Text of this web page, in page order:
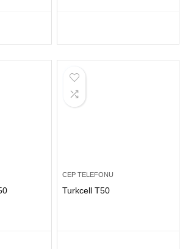
CEP TELEFONU
Turkcell T50